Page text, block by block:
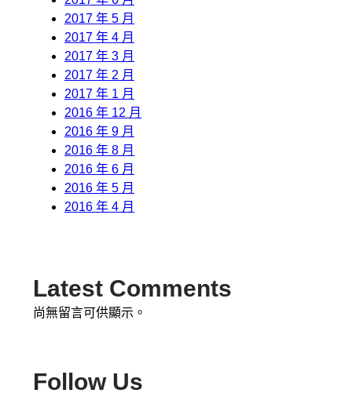
2017 年 5 月
2017 年 4 月
2017 年 3 月
2017 年 2 月
2017 年 1 月
2016 年 12 月
2016 年 9 月
2016 年 8 月
2016 年 6 月
2016 年 5 月
2016 年 4 月
Latest Comments
尚無留言可供顯示。
Follow Us